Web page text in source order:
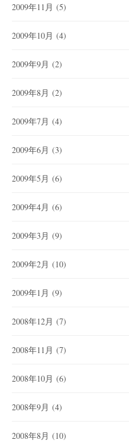
2009年11月 (5)
2009年10月 (4)
2009年9月 (2)
2009年8月 (2)
2009年7月 (4)
2009年6月 (3)
2009年5月 (6)
2009年4月 (6)
2009年3月 (9)
2009年2月 (10)
2009年1月 (9)
2008年12月 (7)
2008年11月 (7)
2008年10月 (6)
2008年9月 (4)
2008年8月 (10)